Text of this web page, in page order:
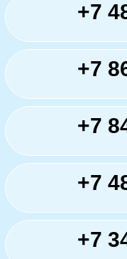
+7
+7
+7
+7
+7